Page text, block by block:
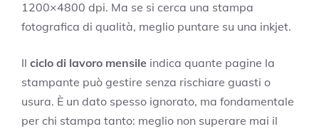
1200×4800 dpi. Ma se si cerca una stampa
fotografica di qualità, meglio puntare su una inkjet.
Il ciclo di lavoro mensile indica quante pagine la
stampante può gestire senza rischiare guasti o
usura. È un dato spesso ignorato, ma fondamentale
per chi stampa tanto: meglio non superare mai il